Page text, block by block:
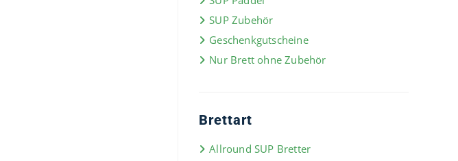
SUP Zubehör
Geschenkgutscheine
Nur Brett ohne Zubehör
Brettart
Allround SUP Bretter